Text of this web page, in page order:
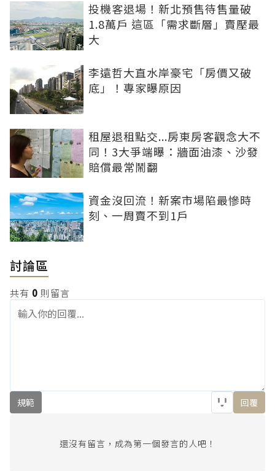
投機客退場！新北預售待售量破
1.8萬戶 這區「需求斷層」賣壓最
大
李遠哲大直水岸豪宅「房價又破
底」！專家曝原因
租屋退租點交...房東房客觀念大不
同！3大爭端曝：牆面油漆、沙發
賠償最常鬧翻
資金沒回流！新案市場陷最慘時
刻、一周賣不到1戶
討論區
共有 0 則留言
規範 回覆
還沒有留言，成為第一個發言的人吧！